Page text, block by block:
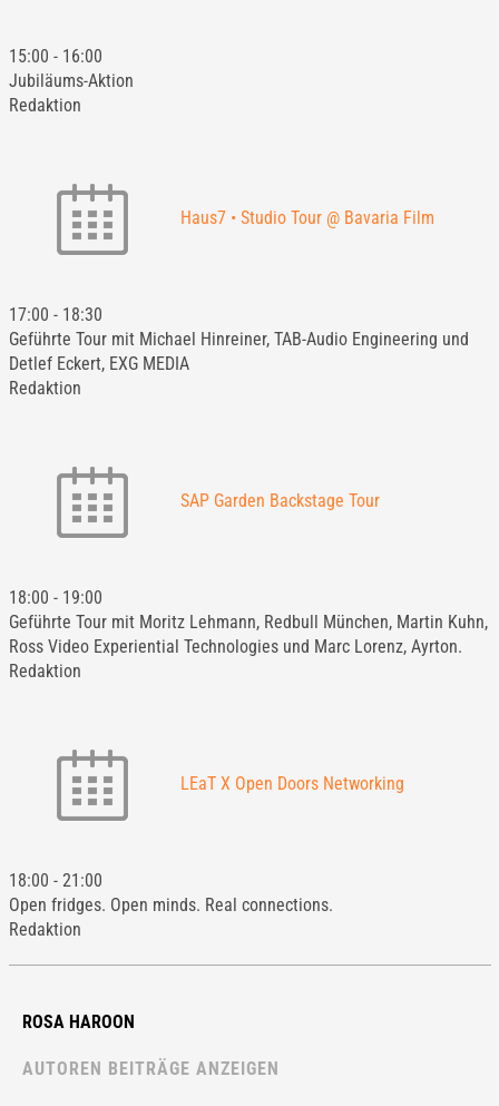
15:00 - 16:00
Jubiläums-Aktion
Redaktion
Haus7 • Studio Tour @ Bavaria Film
17:00 - 18:30
Geführte Tour mit Michael Hinreiner, TAB-Audio Engineering und
Detlef Eckert, EXG MEDIA
Redaktion
SAP Garden Backstage Tour
18:00 - 19:00
Geführte Tour mit Moritz Lehmann, Redbull München, Martin Kuhn,
Ross Video Experiential Technologies und Marc Lorenz, Ayrton.
Redaktion
LEaT X Open Doors Networking
18:00 - 21:00
Open fridges. Open minds. Real connections.
Redaktion
ROSA HAROON
AUTOREN BEITRÄGE ANZEIGEN